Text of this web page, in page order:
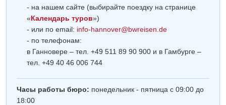
- на нашем сайте (выбирайте поездку на странице
«Календарь туров»)
- или по email: info-hannover@bwreisen.de
- по телефонам:
в Ганновере – тел. +49 511 89 90 900 и в Гамбурге –
тел. +49 40 46 006 744
Часы работы бюро: понедельник - пятница с 09:00 до
18:00